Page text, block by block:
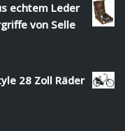
echtem Leder
von Selle
28 Zoll Räder